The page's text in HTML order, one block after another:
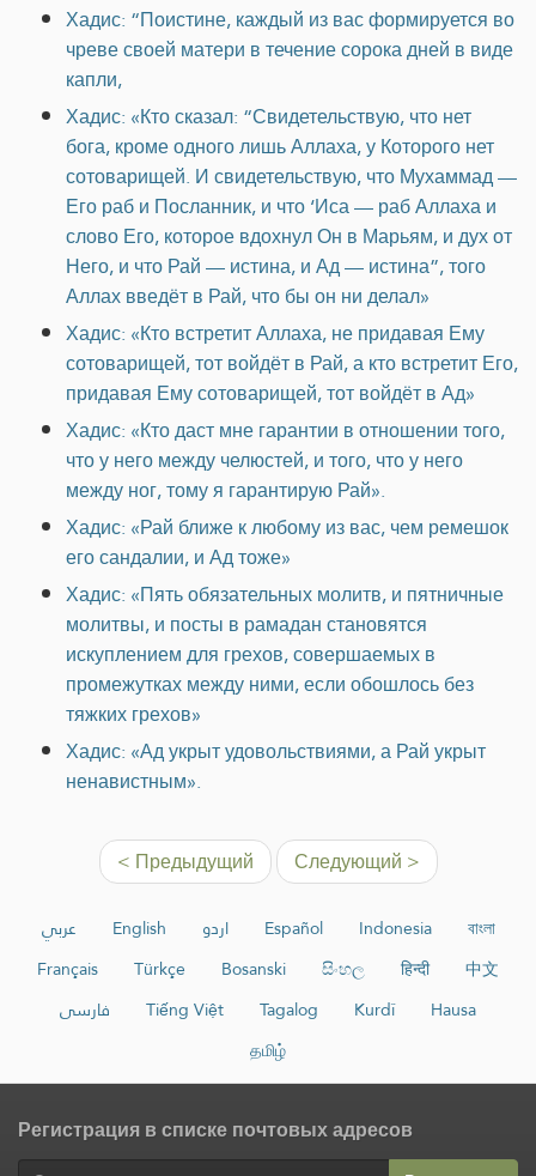
Хадис: “Поистине, каждый из вас формируется во
чреве своей матери в течение сорока дней в виде
капли,
Хадис: «Кто сказал: “Свидетельствую, что нет
бога, кроме одного лишь Аллаха, у Которого нет
сотоварищей. И свидетельствую, что Мухаммад —
Его раб и Посланник, и что ‘Иса — раб Аллаха и
слово Его, которое вдохнул Он в Марьям, и дух от
Него, и что Рай — истина, и Ад — истина”, того
Аллах введёт в Рай, что бы он ни делал»
Хадис: «Кто встретит Аллаха, не придавая Ему
сотоварищей, тот войдёт в Рай, а кто встретит Его,
придавая Ему сотоварищей, тот войдёт в Ад»
Хадис: «Кто даст мне гарантии в отношении того,
что у него между челюстей, и того, что у него
между ног, тому я гарантирую Рай».
Хадис: «Рай ближе к любому из вас, чем ремешок
его сандалии, и Ад тоже»
Хадис: «Пять обязательных молитв, и пятничные
молитвы, и посты в рамадан становятся
искуплением для грехов, совершаемых в
промежутках между ними, если обошлось без
тяжких грехов»
Хадис: «Ад укрыт удовольствиями, а Рай укрыт
ненавистным».
< Предыдущий Следующий >
عربي English اردو Español Indonesia
বাংলা
Français
Türkçe Bosanski සිංහල हिन्दी
中文
فارسی
Tiếng Việt Tagalog Kurdî
Hausa
தமிழ்
Регистрация в списке почтовых адресов